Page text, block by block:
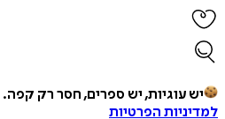
יש עוגיות, יש ספרים, חסר רק קפה.
למדיניות הפרטיות